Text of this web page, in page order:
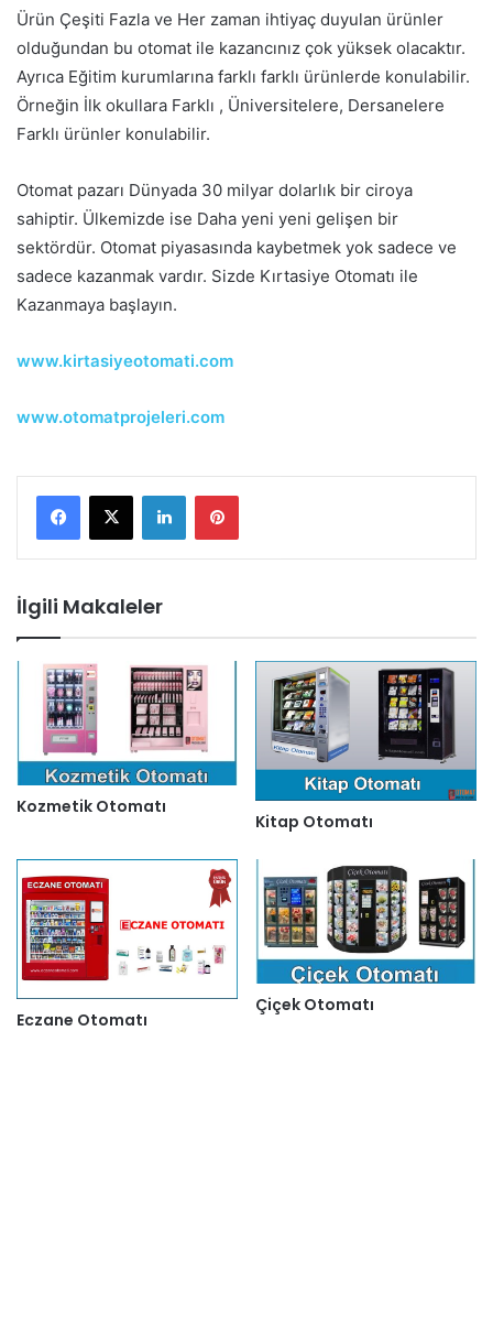
Ürün Çeşiti Fazla ve Her zaman ihtiyaç duyulan ürünler
olduğundan bu otomat ile kazancınız çok yüksek olacaktır.
Ayrıca Eğitim kurumlarına farklı farklı ürünlerde konulabilir.
Örneğin İlk okullara Farklı , Üniversitelere, Dersanelere
Farklı ürünler konulabilir.
Otomat pazarı Dünyada 30 milyar dolarlık bir ciroya
sahiptir. Ülkemizde ise Daha yeni yeni gelişen bir
sektördür. Otomat piyasasında kaybetmek yok sadece ve
sadece kazanmak vardır. Sizde Kırtasiye Otomatı ile
Kazanmaya başlayın.
www.kirtasiyeotomati.com
www.otomatprojeleri.com
LinkedInPinterest
İlgili Makaleler
Kozmetik Otomatı
Kitap Otomatı
Eczane Otomatı
Çiçek Otomatı